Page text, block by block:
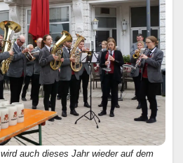
wird auch dieses Jahr wieder auf dem